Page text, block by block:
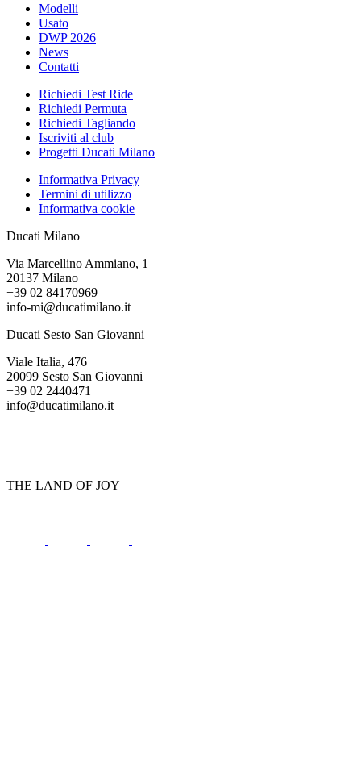
Modelli
Usato
DWP 2026
News
Contatti
Richiedi Test Ride
Richiedi Permuta
Richiedi Tagliando
Iscriviti al club
Progetti Ducati Milano
Informativa Privacy
Termini di utilizzo
Informativa cookie
Ducati Milano
Via Marcellino Ammiano, 1
20137 Milano
+39 02 84170969
info-mi@ducatimilano.it
Ducati Sesto San Giovanni
Viale Italia, 476
20099 Sesto San Giovanni
+39 02 2440471
info@ducatimilano.it
THE LAND OF JOY